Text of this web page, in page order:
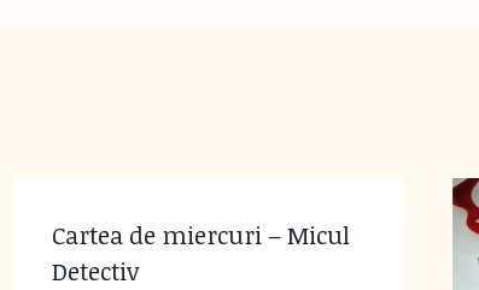
Cartea de miercuri – Micul
Detectiv